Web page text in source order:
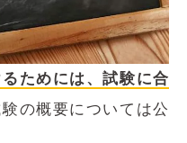
ためには、試験に合
験の概要については公